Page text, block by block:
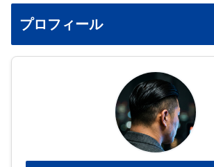
プロフィール